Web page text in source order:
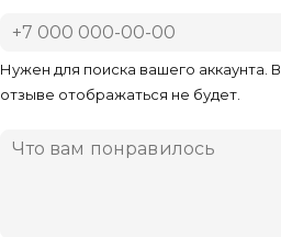
Нужен для поиска вашего аккаунта. В
отзыве отображаться не будет.